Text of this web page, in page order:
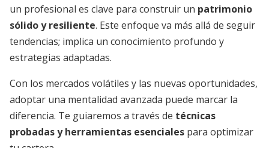
un profesional es clave para construir un patrimonio
sólido y resiliente. Este enfoque va más allá de seguir
tendencias; implica un conocimiento profundo y
estrategias adaptadas.
Con los mercados volátiles y las nuevas oportunidades,
adoptar una mentalidad avanzada puede marcar la
diferencia. Te guiaremos a través de técnicas
probadas y herramientas esenciales para optimizar